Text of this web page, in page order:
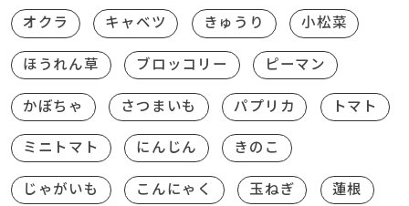
オクラ キャベツ きゅうり 小松菜
ほうれん草 ブロッコリー ピーマン
かぼちゃ さつまいも パプリカ トマト
ミニトマト にんじん きのこ
じゃがいも こんにゃく 玉ねぎ 蓮根